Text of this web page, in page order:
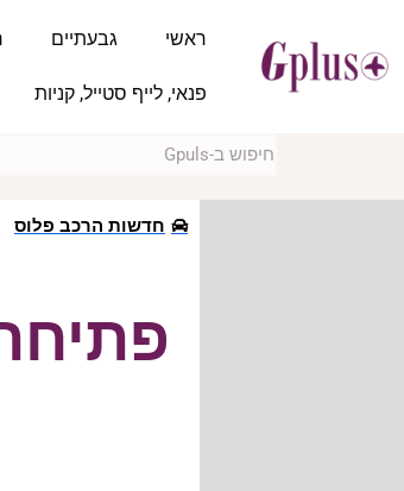
ראשי גבעתיים
פנאי, לייף סטייל, קניות
חדשות הרכב פלוס